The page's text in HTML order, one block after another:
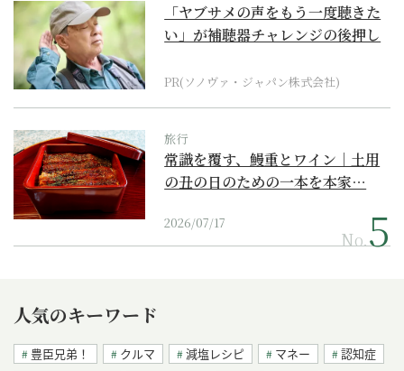
「ヤブサメの声をもう一度聴きた
い」が補聴器チャレンジの後押し
PR(ソノヴァ・ジャパン株式会社)
旅行
常識を覆す、鰻重とワイン｜土用
の丑の日のための一本を本家…
2026/07/17
No.
人気のキーワード
豊臣兄弟！ クルマ 減塩レシピ マネー
認知症